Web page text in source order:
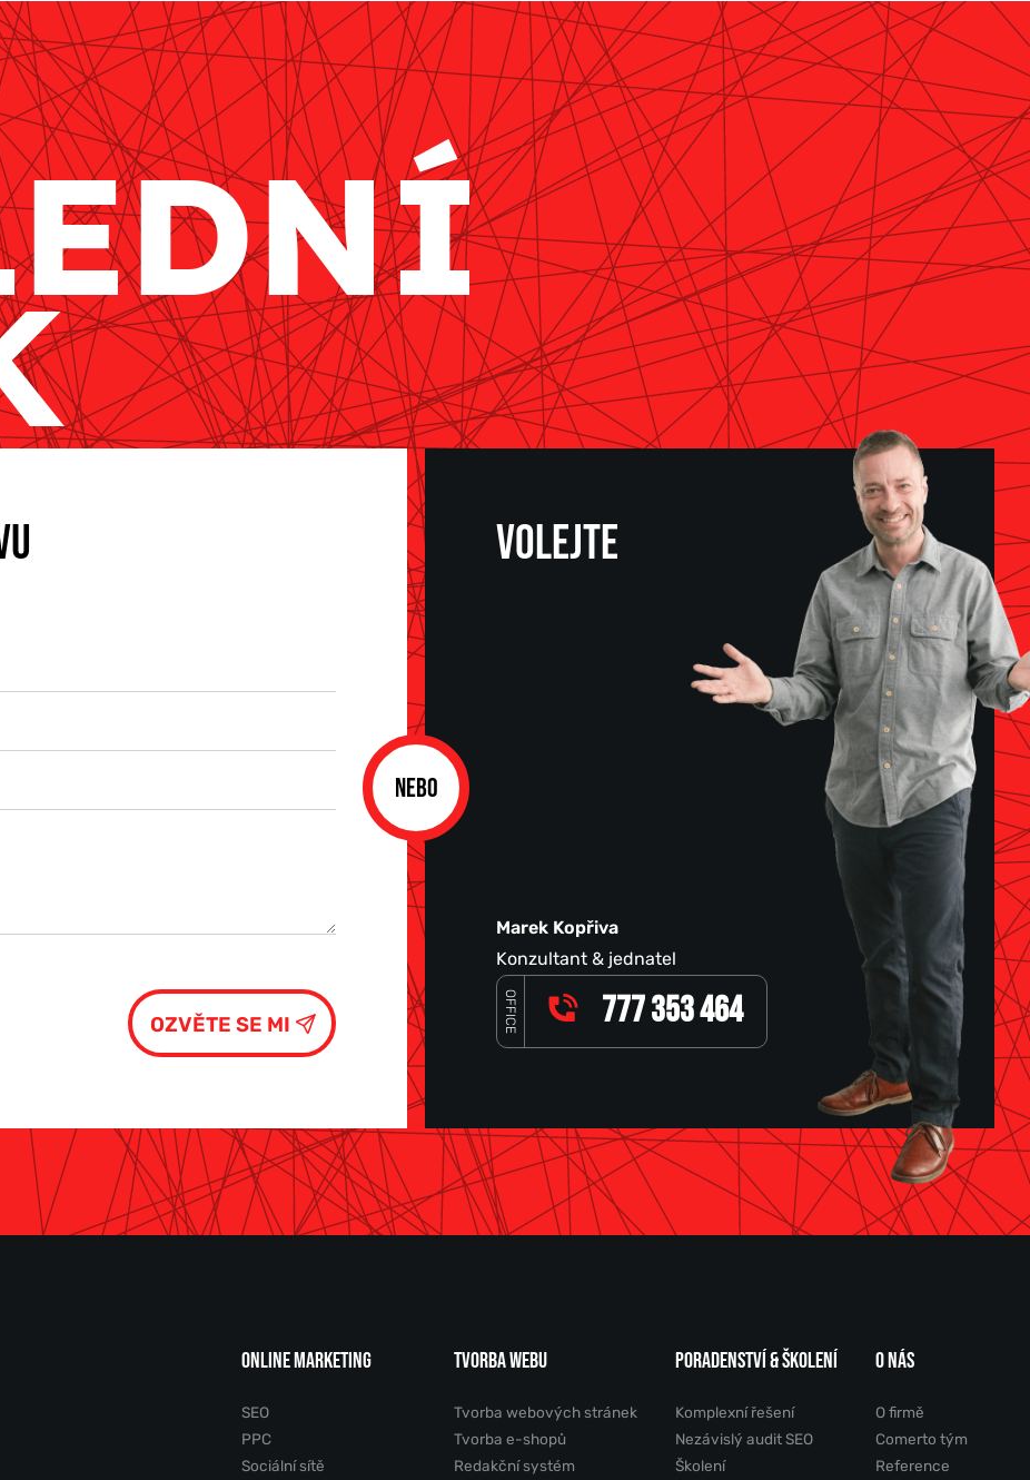
NEBO
VOLEJTE
Marek Kopřiva
Konzultant & jednatel
OFFICE 777 353 464
ONLINE MARKETING
SEO
PPC
Sociální sítě
TVORBA WEBU
Tvorba webových stránek
Tvorba e-shopů
Redakční systém
PORADENSTVÍ & ŠKOLENÍ
Komplexní řešení
Nezávislý audit SEO
Školení
O NÁS
O firmě
Comerto tým
Reference